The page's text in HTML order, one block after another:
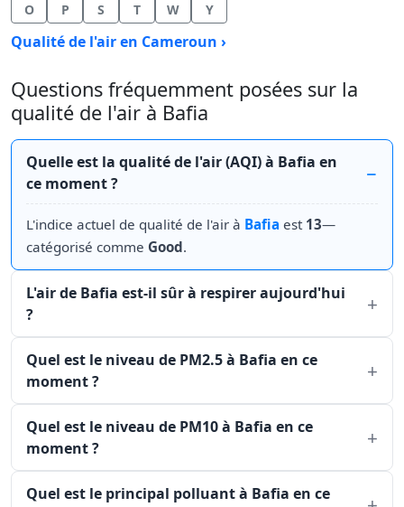
O
P S T W Y
Qualité de l'air en Cameroun ›
Questions fréquemment posées sur la
qualité de l'air à Bafia
Quelle est la qualité de l'air (AQI) à Bafia en
ce moment ?
L'indice actuel de qualité de l'air à Bafia est 13—
catégorisé comme Good.
L'air de Bafia est-il sûr à respirer aujourd'hui
?
Quel est le niveau de PM2.5 à Bafia en ce
moment ?
Quel est le niveau de PM10 à Bafia en ce
moment ?
Quel est le principal polluant à Bafia en ce